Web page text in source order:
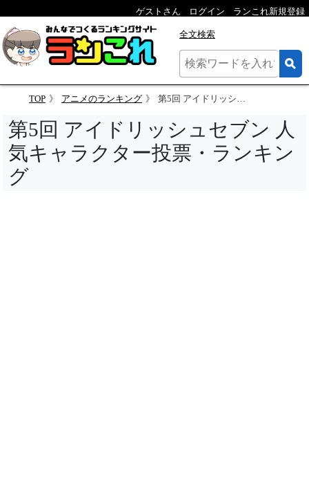
ゲストさん ログイン ランこれ新規登録
全文検索
TOP アニメのランキング 第5回 アイドリッシュセブン 人気キャラクター投票
第5回 アイドリッシュセブン 人
気キャラクター投票・ランキン
グ